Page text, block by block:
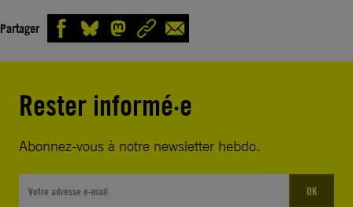
Partager
Rester informé·e
Abonnez-vous à notre newsletter hebdo.
OK